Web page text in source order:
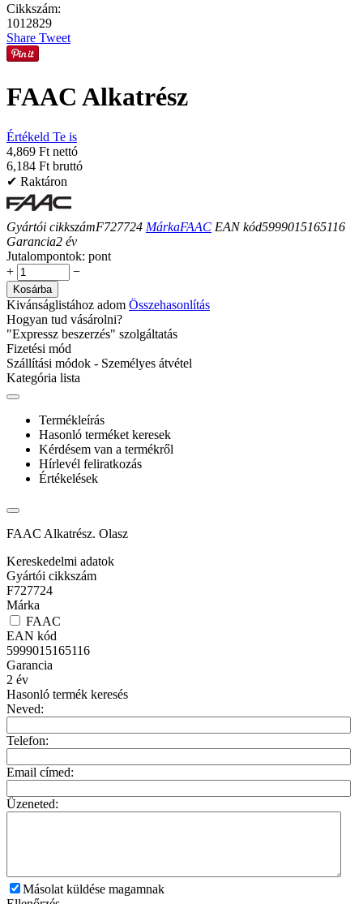
Cikkszám:
1012829
Share Tweet
FAAC Alkatrész
Értékeld Te is
4,869 Ft nettó
6,184 Ft bruttó
✔ Raktáron
Gyártói cikkszámF727724 MárkaFAAC EAN kód5999015165116
Garancia2 év
Jutalompontok: pont
+
−
Kosárba
Kivánságlistához adom Összehasonlítás
Hogyan tud vásárolni?
"Expressz beszerzés" szolgáltatás
Fizetési mód
Szállítási módok - Személyes átvétel
Kategória lista
Termékleírás
Hasonló terméket keresek
Kérdésem van a termékről
Hírlevél feliratkozás
Értékelések
FAAC Alkatrész. Olasz
Kereskedelmi adatok
Gyártói cikkszám
F727724
Márka
FAAC
EAN kód
5999015165116
Garancia
2 év
Hasonló termék keresés
Neved:
Telefon:
Email címed:
Üzeneted:
Másolat küldése magamnak